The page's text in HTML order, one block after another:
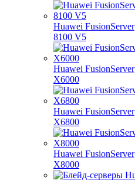
Huawei FusionServer
8100 V5
Huawei FusionServer
X6000
Huawei FusionServer
X6800
Huawei FusionServer
X8000